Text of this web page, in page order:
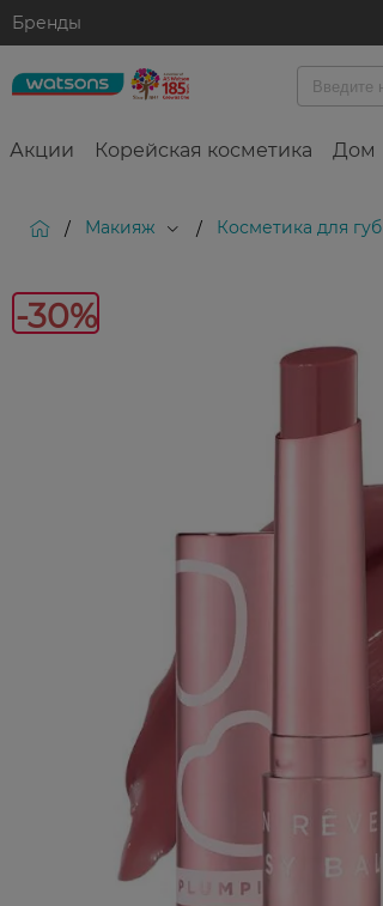
Бренды
Акции Корейская косметика Дом
/ Макияж / Косметика для губ
-30%